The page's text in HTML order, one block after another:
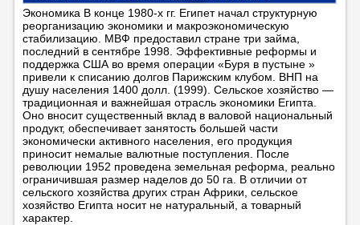
Экономика В конце 1980-х гг. Египет начал структурную
реорганизацию экономики и макроэкономическую
стабилизацию. МВФ предоставил стране три займа,
последний в сентябре 1998. Эффективные реформы и
поддержка США во время операции «Буря в пустыне »
привели к списанию долгов Парижским клубом. ВНП на
душу населения 1400 долл. (1999). Сельское хозяйство —
традиционная и важнейшая отрасль экономики Египта.
Оно вносит существенный вклад в валовой национальный
продукт, обеспечивает занятость большей части
экономически активного населения, его продукция
приносит немалые валютные поступления. После
революции 1952 проведена земельная реформа, реально
ограничившая размер наделов до 50 га. В отличии от
сельского хозяйства других стран Африки, сельское
хозяйство Египта носит не натуральный, а товарный
характер.